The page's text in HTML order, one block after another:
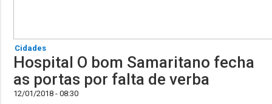
Cidades
Hospital O bom Samaritano fecha
as portas por falta de verba
12/01/2018 - 08:30